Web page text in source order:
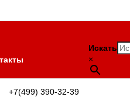
Искать
×
+7(499) 390-32-39